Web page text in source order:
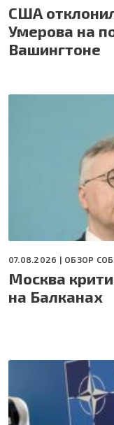
США
Умерова на
Вашингтоне
07.08.2026 | ОБЗОР
Москва
на Балканах